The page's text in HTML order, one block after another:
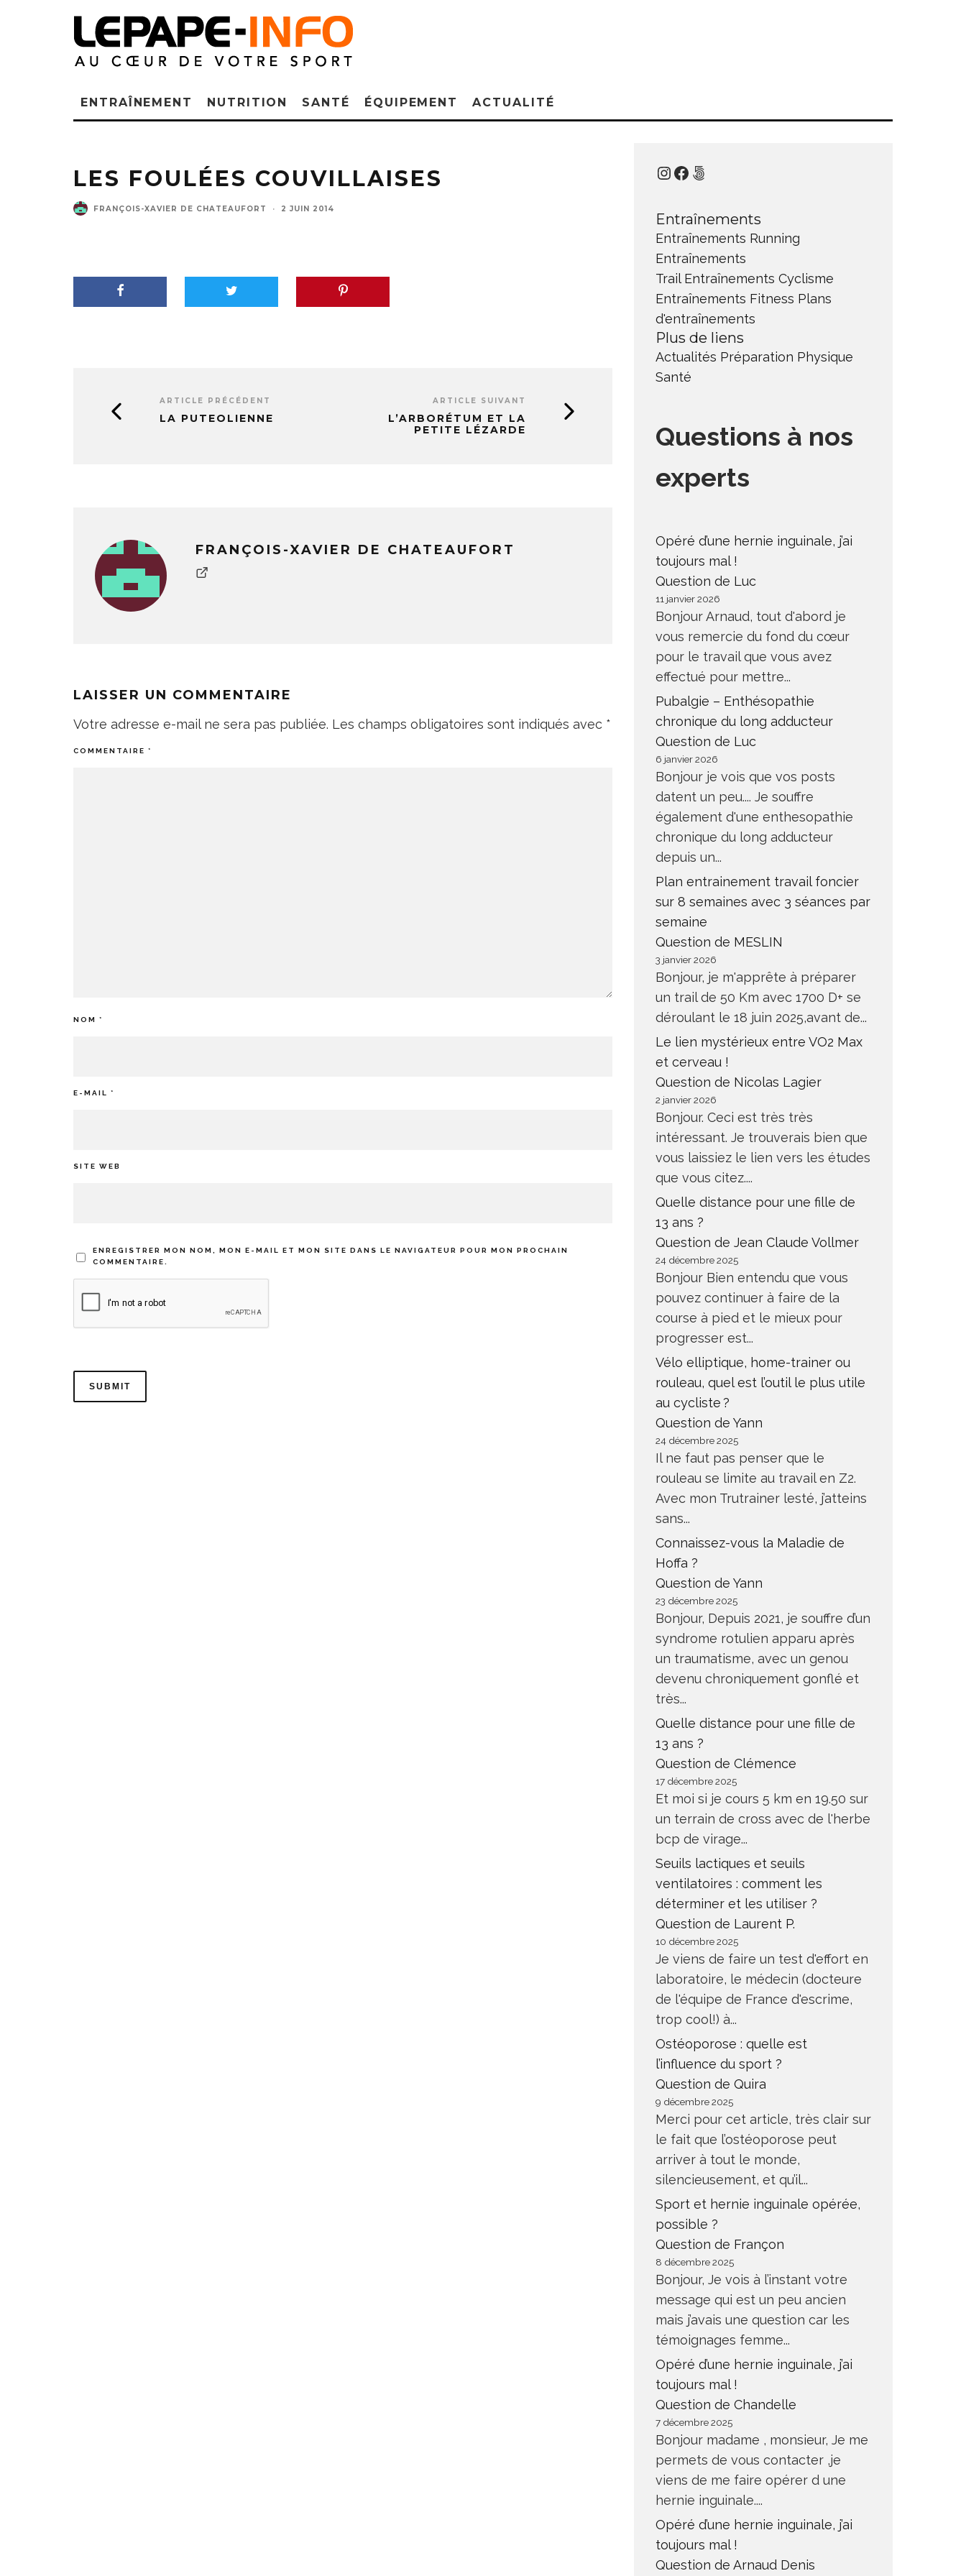
ENTRAÎNEMENT NUTRITION SANTÉ ÉQUIPEMENT ACTUALITÉ
LES FOULÉES COUVILLAISES
FRANÇOIS-XAVIER DE CHATEAUFORT · 2 JUIN 2014
ARTICLE PRÉCÉDENT
LA PUTEOLIENNE
ARTICLE SUIVANT
L’ARBORÉTUM ET LA
PETITE LÉZARDE
FRANÇOIS-XAVIER DE CHATEAUFORT
LAISSER UN COMMENTAIRE
Votre adresse e-mail ne sera pas publiée. Les champs obligatoires sont indiqués avec *
COMMENTAIRE *
NOM *
E-MAIL *
SITE WEB
ENREGISTRER MON NOM, MON E-MAIL ET MON SITE DANS LE NAVIGATEUR POUR MON PROCHAIN
COMMENTAIRE.
Instagram
Facebook
500px
Entraînements
Entraînements Running
Entraînements
Trail Entraînements Cyclisme
Entraînements Fitness Plans
d'entraînements
Plus de liens
Actualités Préparation Physique
Santé
Questions à nos
experts
Opéré d’une hernie inguinale, j’ai
toujours mal !
Question de Luc
11 janvier 2026
Bonjour Arnaud, tout d'abord je
vous remercie du fond du cœur
pour le travail que vous avez
effectué pour mettre...
Pubalgie – Enthésopathie
chronique du long adducteur
Question de Luc
6 janvier 2026
Bonjour je vois que vos posts
datent un peu.... Je souffre
également d'une enthesopathie
chronique du long adducteur
depuis un...
Plan entrainement travail foncier
sur 8 semaines avec 3 séances par
semaine
Question de MESLIN
3 janvier 2026
Bonjour, je m'apprête à préparer
un trail de 50 Km avec 1700 D+ se
déroulant le 18 juin 2025,avant de...
Le lien mystérieux entre VO2 Max
et cerveau !
Question de Nicolas Lagier
2 janvier 2026
Bonjour. Ceci est très très
intéressant. Je trouverais bien que
vous laissiez le lien vers les études
que vous citez....
Quelle distance pour une fille de
13 ans ?
Question de Jean Claude Vollmer
24 décembre 2025
Bonjour Bien entendu que vous
pouvez continuer à faire de la
course à pied et le mieux pour
progresser est...
Vélo elliptique, home-trainer ou
rouleau, quel est l’outil le plus utile
au cycliste ?
Question de Yann
24 décembre 2025
Il ne faut pas penser que le
rouleau se limite au travail en Z2.
Avec mon Trutrainer lesté, j’atteins
sans...
Connaissez-vous la Maladie de
Hoffa ?
Question de Yann
23 décembre 2025
Bonjour, Depuis 2021, je souffre d’un
syndrome rotulien apparu après
un traumatisme, avec un genou
devenu chroniquement gonflé et
très...
Quelle distance pour une fille de
13 ans ?
Question de Clémence
17 décembre 2025
Et moi si je cours 5 km en 19.50 sur
un terrain de cross avec de l'herbe
bcp de virage...
Seuils lactiques et seuils
ventilatoires : comment les
déterminer et les utiliser ?
Question de Laurent P.
10 décembre 2025
Je viens de faire un test d'effort en
laboratoire, le médecin (docteure
de l'équipe de France d'escrime,
trop cool!) à...
Ostéoporose : quelle est
l’influence du sport ?
Question de Quira
9 décembre 2025
Merci pour cet article, très clair sur
le fait que l’ostéoporose peut
arriver à tout le monde,
silencieusement, et qu’il...
Sport et hernie inguinale opérée,
possible ?
Question de Françon
8 décembre 2025
Bonjour, Je vois à l’instant votre
message qui est un peu ancien
mais j’avais une question car les
témoignages femme...
Opéré d’une hernie inguinale, j’ai
toujours mal !
Question de Chandelle
7 décembre 2025
Bonjour madame , monsieur, Je me
permets de vous contacter ,je
viens de me faire opérer d une
hernie inguinale....
Opéré d’une hernie inguinale, j’ai
toujours mal !
Question de Arnaud Denis